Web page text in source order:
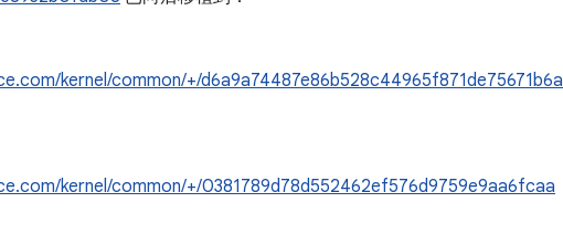
kernel/common/+/d6a9a74487e86b528c44965f871de75671b6a
kernel/common/+/0381789d78d552462ef576d9759e9aa6fcaa